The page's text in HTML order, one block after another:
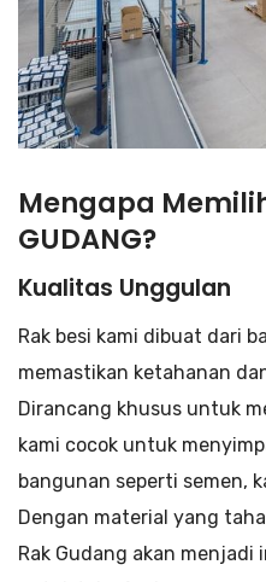
Mengapa
GUDANG?
Kualitas Unggulan
Rak besi kami dibuat dari
memastikan ketahanan
Dirancang khusus untuk
kami cocok untuk
bangunan seperti semen,
Dengan material yang
Rak Gudang akan